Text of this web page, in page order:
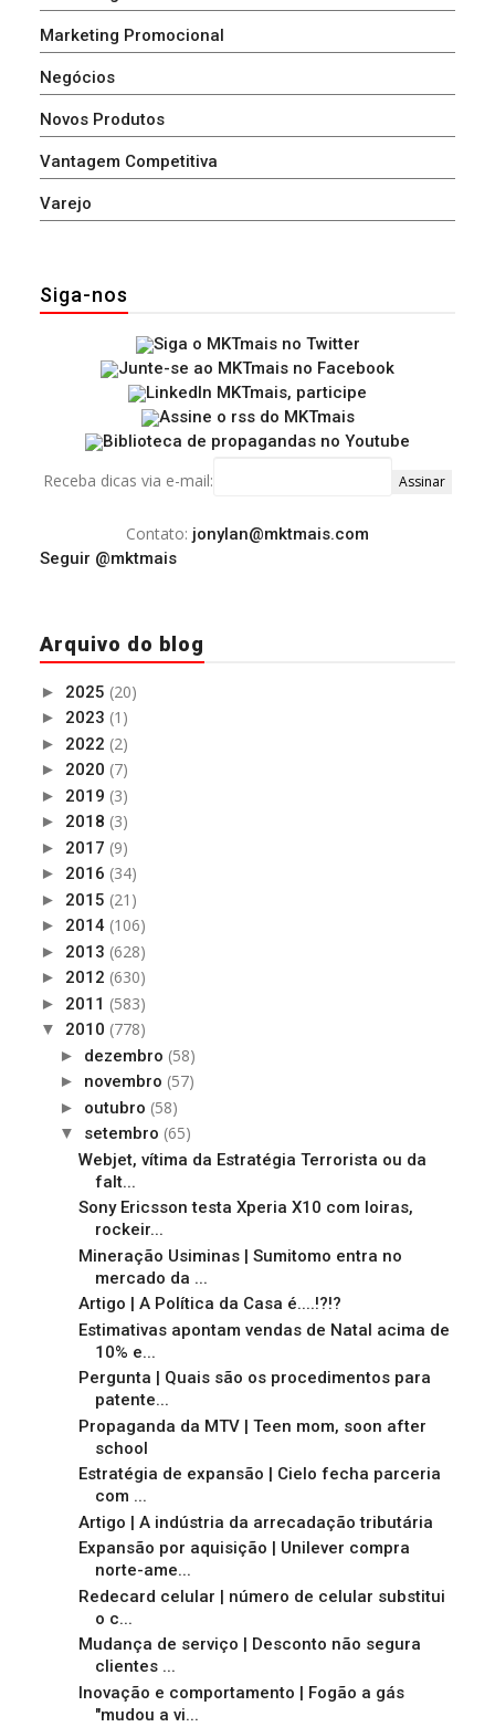
Marketing Promocional
Negócios
Novos Produtos
Vantagem Competitiva
Varejo
Siga-nos
Receba dicas via e-mail:
Contato: jonylan@mktmais.com
Seguir @mktmais
Arquivo do blog
► 2025 (20)
► 2023 (1)
► 2022 (2)
► 2020 (7)
► 2019 (3)
► 2018 (3)
► 2017 (9)
► 2016 (34)
► 2015 (21)
► 2014 (106)
► 2013 (628)
► 2012 (630)
► 2011 (583)
▼ 2010 (778)
► dezembro (58)
► novembro (57)
► outubro (58)
▼ setembro (65)
Webjet, vítima da Estratégia Terrorista ou da
falt...
Sony Ericsson testa Xperia X10 com loiras,
rockeir...
Mineração Usiminas | Sumitomo entra no
mercado da ...
Artigo | A Política da Casa é....!?!?
Estimativas apontam vendas de Natal acima de
10% e...
Pergunta | Quais são os procedimentos para
patente...
Propaganda da MTV | Teen mom, soon after
school
Estratégia de expansão | Cielo fecha parceria
com ...
Artigo | A indústria da arrecadação tributária
Expansão por aquisição | Unilever compra
norte-ame...
Redecard celular | número de celular substitui
o c...
Mudança de serviço | Desconto não segura
clientes ...
Inovação e comportamento | Fogão a gás
"mudou a vi...